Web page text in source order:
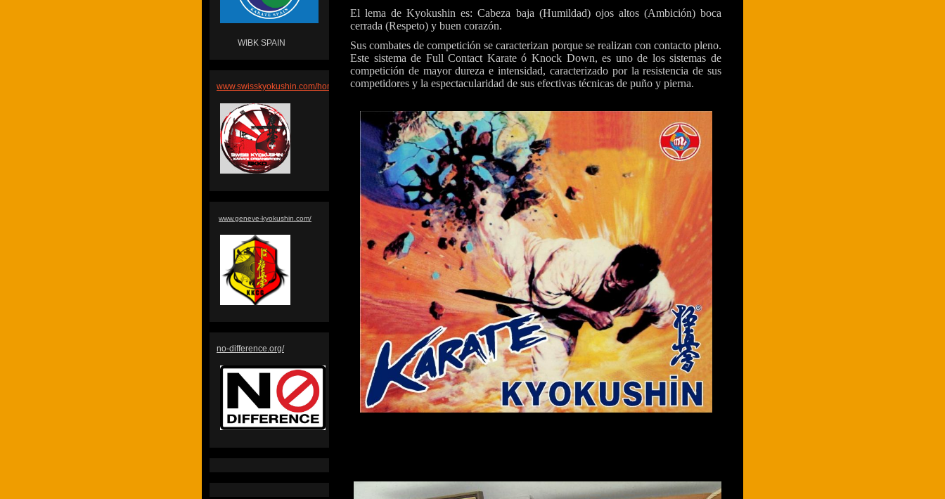
WIBK SPAIN
www.swisskyokushin.com/hom
www.geneve-kyokushin.com/
no-difference.org/
El lema de Kyokushin es: Cabeza baja (Humildad) ojos altos (Ambición) boca
cerrada (Respeto) y buen corazón.
Sus combates de competición se caracterizan porque se realizan con contacto pleno.
Este sistema de Full Contact Karate ó Knock Down, es uno de los sistemas de
competición de mayor dureza e intensidad, caracterizado por la resistencia de sus
competidores y la espectacularidad de sus efectivas técnicas de puño y pierna.